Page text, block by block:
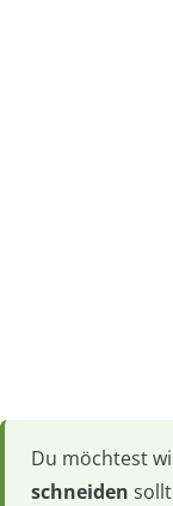
Du möchtest
schneiden